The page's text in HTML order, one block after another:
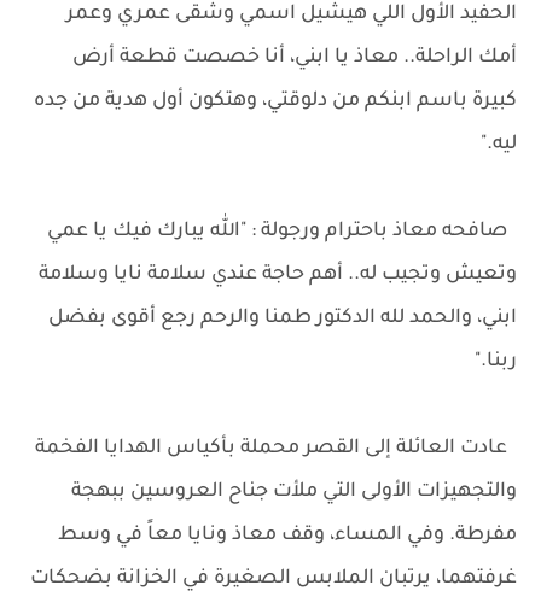
الحفيد الأول اللي هيشيل اسمي وشقى عمري وعمر
أمك الراحلة.. معاذ يا ابني، أنا خصصت قطعة أرض
كبيرة باسم ابنكم من دلوقتي، وهتكون أول هدية من جده
ليه."
صافحه معاذ باحترام ورجولة : "الله يبارك فيك يا عمي
وتعيش وتجيب له.. أهم حاجة عندي سلامة نايا وسلامة
ابني، والحمد لله الدكتور طمنا والرحم رجع أقوى بفضل
ربنا."
عادت العائلة إلى القصر محملة بأكياس الهدايا الفخمة
والتجهيزات الأولى التي ملأت جناح العروسين ببهجة
مفرطة. وفي المساء، وقف معاذ ونايا معاً في وسط
غرفتهما، يرتبان الملابس الصغيرة في الخزانة بضحكات